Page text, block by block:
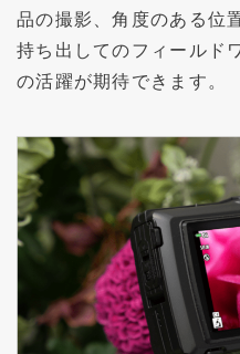
品の撮影、角度のある位
持ち出してのフィールド
の活躍が期待できます。